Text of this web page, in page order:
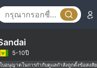
5-10ปี
ใบอนุญาตในการกำกับดูแลกำลังถูกตั้งข้อสงสัย